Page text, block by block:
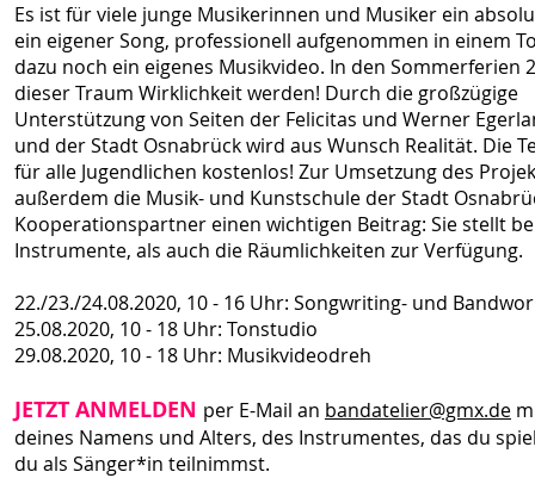
Es ist für viele junge Musikerinnen und Musiker ein
ein eigener Song, professionell aufgenommen in einem
dazu noch ein eigenes Musikvideo. In den Sommerferien
dieser Traum Wirklichkeit werden! Durch die großzügige
Unterstützung von Seiten der Felicitas und Werner
und der Stadt Osnabrück wird aus Wunsch Realität. Die
für alle Jugendlichen kostenlos! Zur Umsetzung des
außerdem die Musik- und Kunstschule der Stadt
Kooperationspartner einen wichtigen Beitrag: Sie stellt
Instrumente, als auch die Räumlichkeiten zur Verfügung.
22./23./24.08.2020, 10 - 16 Uhr: Songwriting- und
25.08.2020, 10 - 18 Uhr: Tonstudio
29.08.2020, 10 - 18 Uhr: Musikvideodreh
JETZT ANMELDEN per E-Mail an bandatelier@gmx.de
deines Namens und Alters, des Instrumentes, das du
du als Sänger*in teilnimmst.